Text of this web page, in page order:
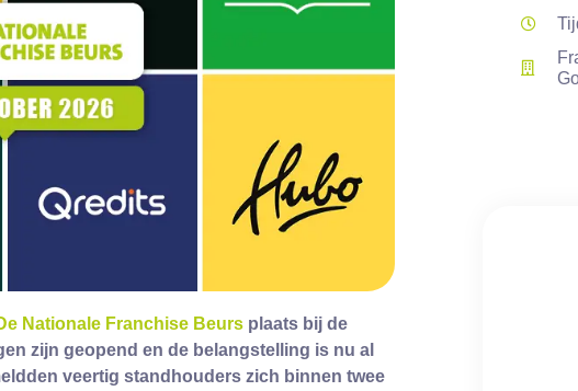
Nationale Franchise Beurs plaats bij de
zijn geopend en de belangstelling is nu al
veertig standhouders zich binnen twee